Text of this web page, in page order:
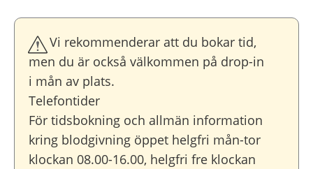
Vi rekommenderar att du bokar tid,
men du är också välkommen på drop-in
i mån av plats.
Telefontider
För tidsbokning och allmän information
kring blodgivning öppet helgfri mån-tor
klockan 08.00-16.00, helgfri fre klockan